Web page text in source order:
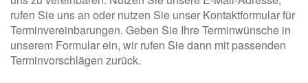
rufen Sie uns an oder nutzen Sie unser Kontaktformular für
Terminvereinbarungen. Geben Sie Ihre Terminwünsche in
unserem Formular ein, wir rufen Sie dann mit passenden
Terminvorschlägen zurück.